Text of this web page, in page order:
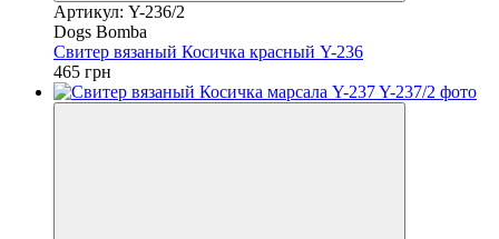
Артикул: Y-236/2
Dogs Bomba
Свитер вязаный Косичка красный Y-236
465 грн